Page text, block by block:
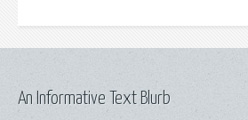
An Informative Text Blurb